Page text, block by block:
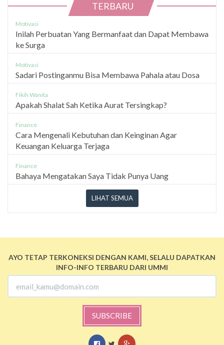
TERBARU
Motivasi
Inilah Perbuatan Yang Bermanfaat dan Dapat Membawa
ke Surga
Motivasi
Sadari Postinganmu Bisa Membawa Pahala atau Dosa
Fikih Wanita
Apakah Shalat Sah Ketika Aurat Tersingkap?
Finance
Cara Mengenali Kebutuhan dan Keinginan Agar
Keuangan Keluarga Terjaga
Finance
Bahaya Mengatakan Saya Tidak Punya Uang
LIHAT SEMUA
AYO TETAP TERKONEKSI DENGAN KAMI, SELALU DAPATKAN
INFO-INFO TERBARU DARI UMMI
SUBSCRIBE